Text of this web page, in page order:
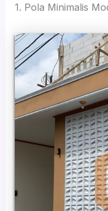
1. Pola Minimalis